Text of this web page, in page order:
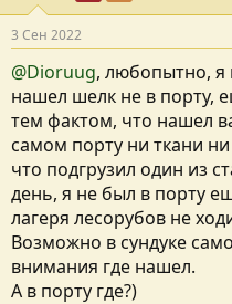
3 Сен 2022
@Dioruug, любопытно, я
нашел шелк не в порту,
тем фактом, что нашел
самом порту ни ткани
что подгрузил один из
день, я не был в порту
лагеря лесорубов не
Возможно в сундуке
внимания где нашел.
А в порту где?)